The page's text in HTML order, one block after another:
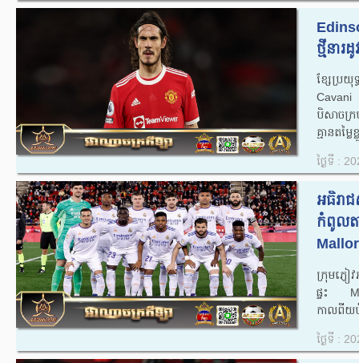
ថ្មីនារ
ខ្សែប្រ
Cavani
បិសាចក្
គ្មានតម្លៃ
ថ្ងៃទី :
អធិរា
កំពូលត
ក្រុមភ្ញៀ
ផ្ទះ
កាលពីយ
ថ្ងៃទី :